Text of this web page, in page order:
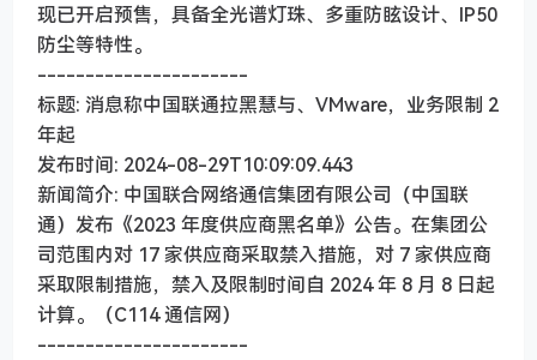
现已开启预售，具备全光谱灯珠、多重防眩设计、IP50
防尘等特性。
----------------------
标题: 消息称中国联通拉黑慧与、VMware，业务限制 2
年起
发布时间: 2024-08-29T10:09:09.443
新闻简介: 中国联合网络通信集团有限公司（中国联
通）发布《2023 年度供应商黑名单》公告。在集团公
司范围内对 17 家供应商采取禁入措施，对 7 家供应商
采取限制措施，禁入及限制时间自 2024 年 8 月 8 日起
计算。（C114 通信网）
----------------------